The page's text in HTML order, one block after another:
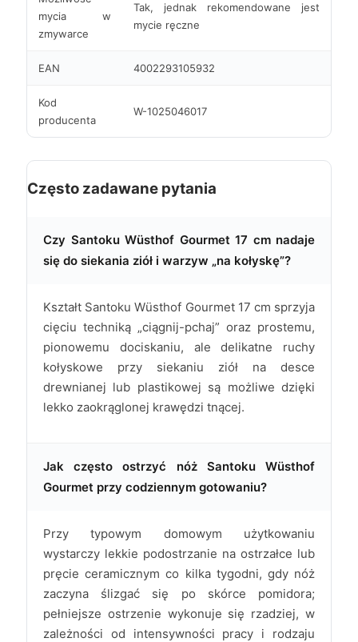
mycia w
zmywarce
Tak, jednak rekomendowane jest
mycie ręczne
EAN 4002293105932
Kod
producenta
W-1025046017
Często zadawane pytania
Czy Santoku Wüsthof Gourmet 17 cm nadaje
się do siekania ziół i warzyw „na kołyskę”?
Kształt Santoku Wüsthof Gourmet 17 cm sprzyja
cięciu techniką „ciągnij-pchaj” oraz prostemu,
pionowemu dociskaniu, ale delikatne ruchy
kołyskowe przy siekaniu ziół na desce
drewnianej lub plastikowej są możliwe dzięki
lekko zaokrąglonej krawędzi tnącej.
Jak często ostrzyć nóż Santoku Wüsthof
Gourmet przy codziennym gotowaniu?
Przy typowym domowym użytkowaniu
wystarczy lekkie podostrzanie na ostrzałce lub
pręcie ceramicznym co kilka tygodni, gdy nóż
zaczyna ślizgać się po skórce pomidora;
pełniejsze ostrzenie wykonuje się rzadziej, w
zależności od intensywności pracy i rodzaju